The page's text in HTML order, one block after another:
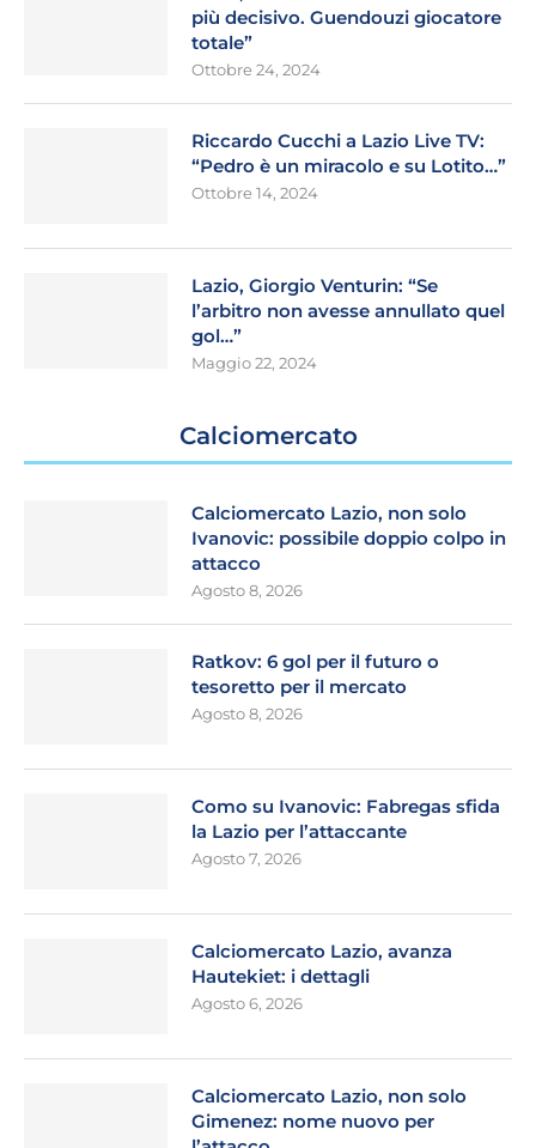
più decisivo. Guendouzi giocatore
totale”
Ottobre 24, 2024
Riccardo Cucchi a Lazio Live TV:
“Pedro è un miracolo e su Lotito…”
Ottobre 14, 2024
Lazio, Giorgio Venturin: “Se
l’arbitro non avesse annullato quel
gol…”
Maggio 22, 2024
Calciomercato
Calciomercato Lazio, non solo
Ivanovic: possibile doppio colpo in
attacco
Agosto 8, 2026
Ratkov: 6 gol per il futuro o
tesoretto per il mercato
Agosto 8, 2026
Como su Ivanovic: Fabregas sfida
la Lazio per l’attaccante
Agosto 7, 2026
Calciomercato Lazio, avanza
Hautekiet: i dettagli
Agosto 6, 2026
Calciomercato Lazio, non solo
Gimenez: nome nuovo per